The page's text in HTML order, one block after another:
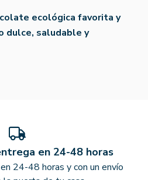
ecológica favorita y
dulce, saludable y
en 24-48 horas
24-48 horas y con un envío